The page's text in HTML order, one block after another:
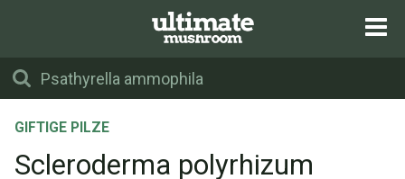
GIFTIGE PILZE
Scleroderma polyrhizum